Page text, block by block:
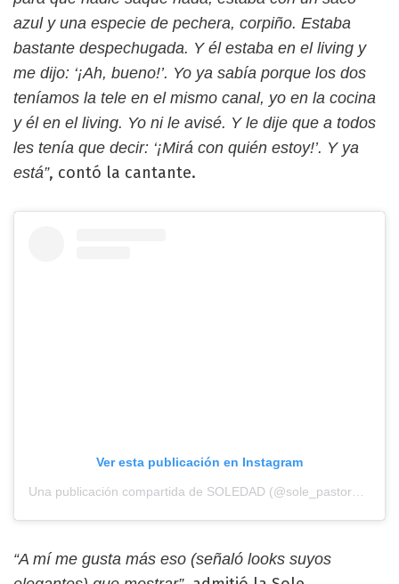
azul y una especie de pechera, corpiño. Estaba
bastante despechugada. Y él estaba en el living y
me dijo: ‘¡Ah, bueno!’. Yo ya sabía porque los dos
teníamos la tele en el mismo canal, yo en la cocina
y él en el living. Yo ni le avisé. Y le dije que a todos
les tenía que decir: ‘¡Mirá con quién estoy!’. Y ya
está”, contó la cantante.
Ver esta publicación en Instagram
“A mí me gusta más eso (señaló looks suyos